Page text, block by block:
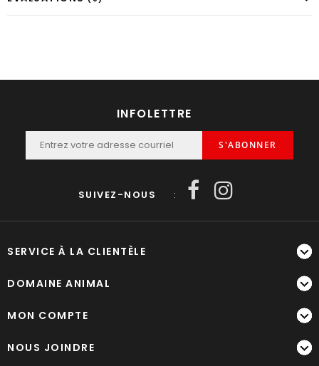
INFOLETTRE
S'ABONNER
SUIVEZ-NOUS :
SERVICE À LA CLIENTÈLE
DOMAINE ANIMAL
MON COMPTE
NOUS JOINDRE